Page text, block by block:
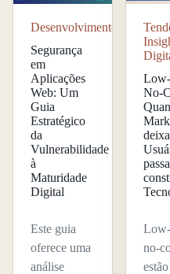
Desenvolvimento
Segurança
em
Aplicações
Web: Um
Guia
Estratégico
da
Vulnerabilidade
à
Maturidade
Digital
Este guia
oferece uma
análise
No-
no-
estão